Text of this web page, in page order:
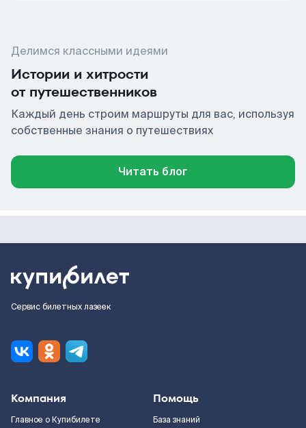
Делимся классными идеями
Истории и хитрости
от путешественников
Каждый день строим маршруты для вас, используя
собственные знания о путешествиях
Читать блог
Сервис билетных лазеек
Компания
Главное о Купибилете
Помощь
База знаний